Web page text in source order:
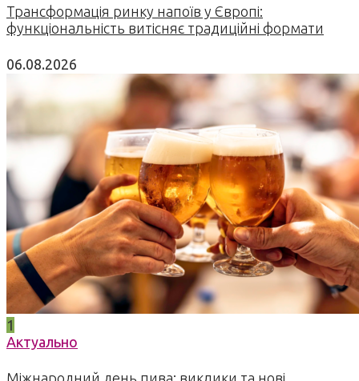
Трансформація ринку напоїв у Європі:
функціональність витісняє традиційні формати
06.08.2026
1
Актуально
Міжнародний день пива: виклики та нові